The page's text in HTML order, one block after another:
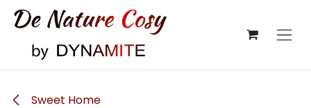
Se rendre au contenu
Sweet Home